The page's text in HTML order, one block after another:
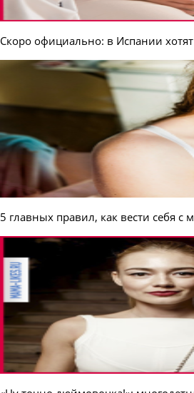
Скоро официально: в Испании хотят
5 главных правил, как вести себя